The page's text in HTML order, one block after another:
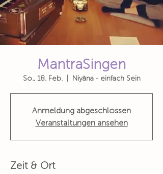
MantraSingen
So., 18. Feb.
  |
Niyāna - einfach Sein
Anmeldung abgeschlossen
Veranstaltungen ansehen
Zeit & Ort